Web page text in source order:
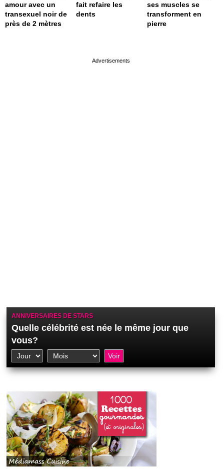
amour avec un
transexuel noir de
près de 2 mètres
fait refaire les
dents
ses muscles se
transforment en
pierre
ANNIVERSAIRES DE STARS
Quelle célébrité est née le même jour que
vous?